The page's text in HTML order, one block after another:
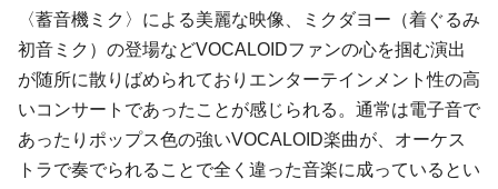
〈蓄音機ミク〉による美麗な映像、ミクダヨー（着ぐるみ
初音ミク）の登場などVOCALOIDファンの心を掴む演出
が随所に散りばめられておりエンターテインメント性の高
いコンサートであったことが感じられる。通常は電子音で
あったりポップス色の強いVOCALOID楽曲が、オーケス
トラで奏でられることで全く違った音楽に成っているとい